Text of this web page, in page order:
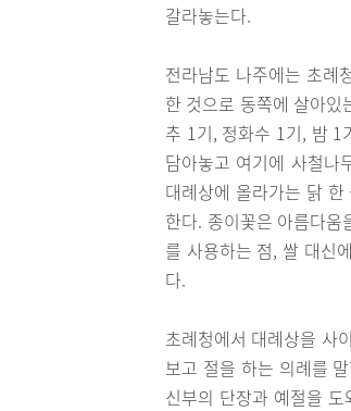
갈라놓는다.
전라남도 나주에는 초례
한 것으로 동쪽에 살아
추 1기, 정화수 1기, 밤 1
담아놓고 여기에 사철나
대례상에 올라가는 닭
한다. 종이꽃은 아름다
를 사용하는 점, 쌀 대신
다.
초례청에서 대례상을 사
보고 절을 하는 의례를
신부의 단장과 예절을